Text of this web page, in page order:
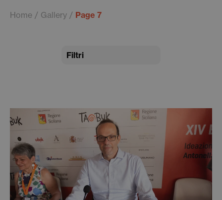
Home Gallery Page 7
Filtri